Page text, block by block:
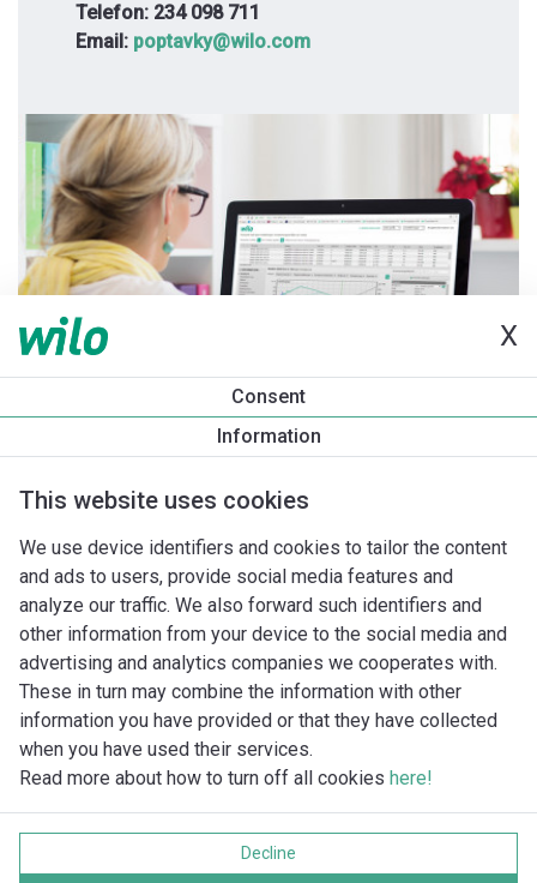
X
Consent
Information
This website uses cookies
We use device identifiers and cookies to tailor the content
and ads to users, provide social media features and
analyze our traffic. We also forward such identifiers and
other information from your device to the social media and
advertising and analytics companies we cooperates with.
These in turn may combine the information with other
information you have provided or that they have collected
when you have used their services.
Read more about how to turn off all cookies here!
Decline
Telefon: 234 098 711
Email: poptavky@wilo.com
Ochrana soukromí